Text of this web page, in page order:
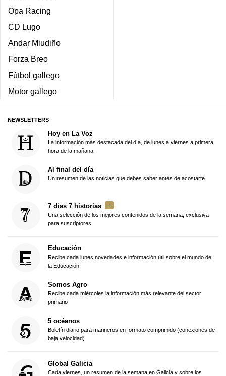
Opa Racing
CD Lugo
Andar Miudiño
Forza Breo
Fútbol gallego
Motor gallego
NEWSLETTERS
Hoy en La Voz
La información más destacada del día, de lunes a viernes a primera
hora de la mañana
Al final del día
Un resumen de las noticias que debes saber antes de acostarte
7 días 7 historias
Una selección de los mejores contenidos de la semana, exclusiva
para suscriptores
Educación
Recibe cada lunes novedades e información útil sobre el mundo de
la Educación
Somos Agro
Recibe cada miércoles la información más relevante del sector
primario
5 océanos
Boletín diario para marineros en formato comprimido (conexiones de
baja velocidad)
Global Galicia
Cada viernes, un resumen de la semana en Galicia y sobre los